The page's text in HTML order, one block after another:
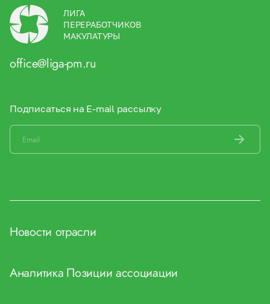
ЛИГА
ПЕРЕРАБОТЧИКОВ
МАКУЛАТУРЫ
office@liga-pm.ru
Подписаться на E-mail рассылку
Новости отрасли
Аналитика Позиции ассоциации